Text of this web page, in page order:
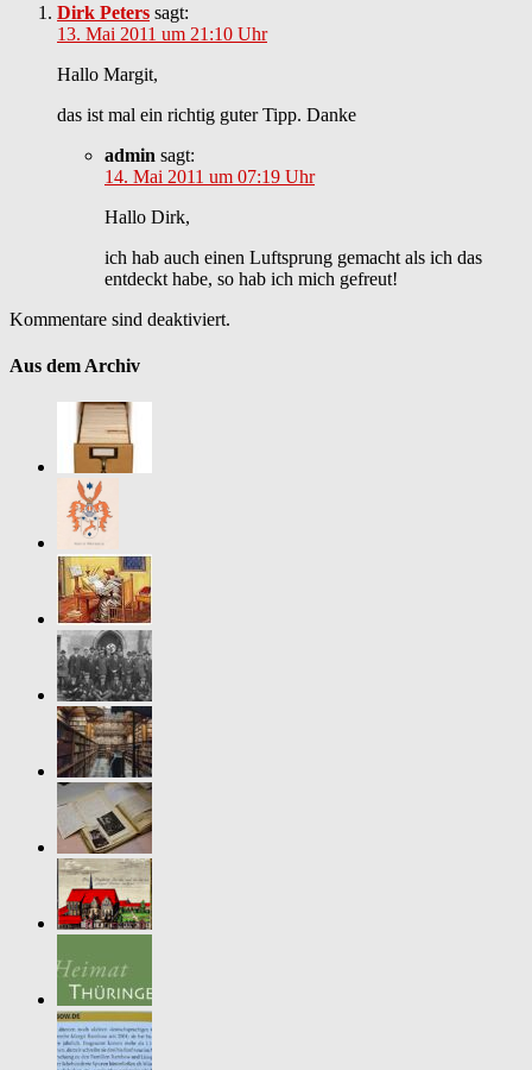
Dirk Peters sagt:
13. Mai 2011 um 21:10 Uhr
Hallo Margit,
das ist mal ein richtig guter Tipp. Danke
admin sagt:
14. Mai 2011 um 07:19 Uhr
Hallo Dirk,
ich hab auch einen Luftsprung gemacht als ich das
entdeckt habe, so hab ich mich gefreut!
Kommentare sind deaktiviert.
Aus dem Archiv